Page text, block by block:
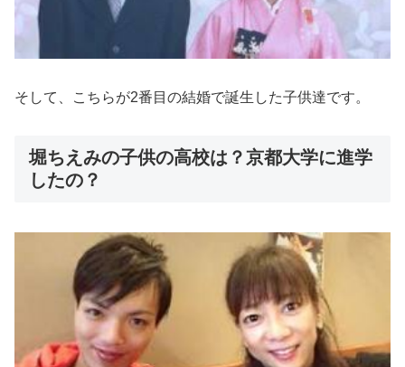
そして、こちらが2番目の結婚で誕生した子供達です。
堀ちえみの子供の高校は？京都大学に進学
したの？